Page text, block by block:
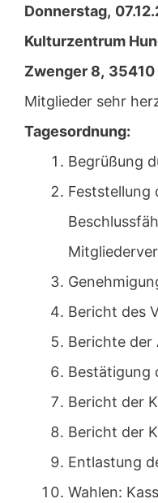
Donnerstag,
Kulturzentrum
Zwenger 8, 35410
Mitglieder sehr
Tagesordnung:
Begrüßung
Feststellung
Bericht des
Berichte der
Bestätigung
Bericht der
Bericht der
Entlastung
Wahlen: